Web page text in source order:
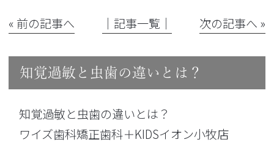
« 前の記事へ │記事一覧│ 次の記事へ »
知覚過敏と虫歯の違いとは？
知覚過敏と虫歯の違いとは？
ワイズ歯科矯正歯科＋KIDSイオン小牧店